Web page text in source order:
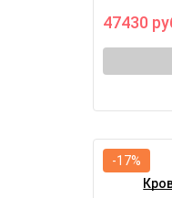
47430
-17%